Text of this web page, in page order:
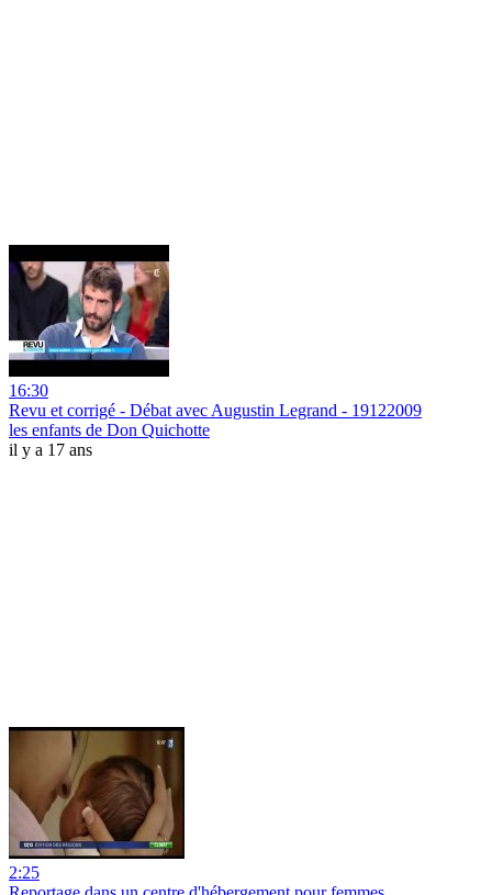
16:30
Revu et corrigé - Débat avec Augustin Legrand - 19122009
les enfants de Don Quichotte
il y a 17 ans
2:25